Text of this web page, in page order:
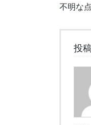
不明な
投